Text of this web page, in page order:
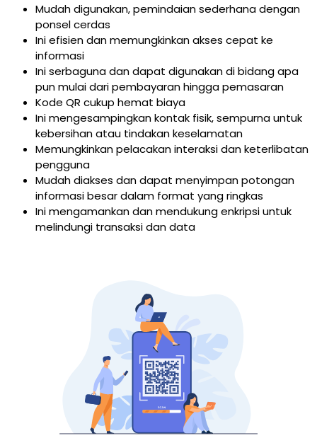
Mudah digunakan, pemindaian sederhana dengan
ponsel cerdas
Ini efisien dan memungkinkan akses cepat ke
informasi
Ini serbaguna dan dapat digunakan di bidang apa
pun mulai dari pembayaran hingga pemasaran
Kode QR cukup hemat biaya
Ini mengesampingkan kontak fisik, sempurna untuk
kebersihan atau tindakan keselamatan
Memungkinkan pelacakan interaksi dan keterlibatan
pengguna
Mudah diakses dan dapat menyimpan potongan
informasi besar dalam format yang ringkas
Ini mengamankan dan mendukung enkripsi untuk
melindungi transaksi dan data